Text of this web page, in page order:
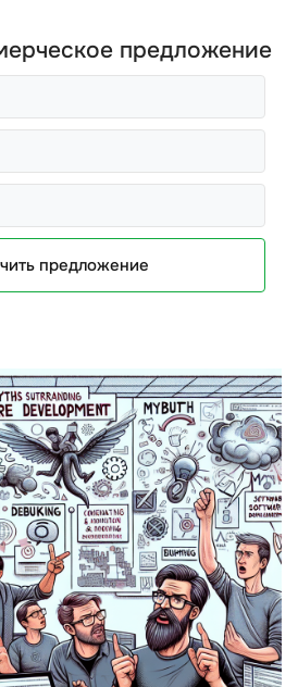
предложение
предложение